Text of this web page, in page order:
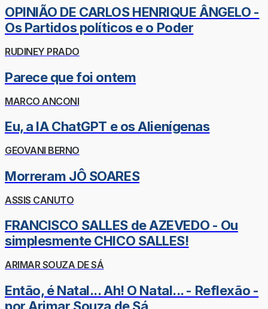
OPINIÃO DE CARLOS HENRIQUE ÂNGELO -
Os Partidos políticos e o Poder
RUDINEY PRADO
Parece que foi ontem
MARCO ANCONI
Eu, a IA ChatGPT e os Alienígenas
GEOVANI BERNO
Morreram JÔ SOARES
ASSIS CANUTO
FRANCISCO SALLES de AZEVEDO - Ou
simplesmente CHICO SALLES!
ARIMAR SOUZA DE SÁ
Então, é Natal... Ah! O Natal... - Reflexão -
por Arimar Souza de Sá